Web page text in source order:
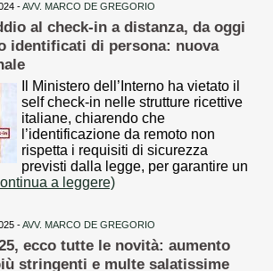
-AVV. MARCO DE GREGORIO
al check-in a distanza, da oggi
identificati di persona: nuova
Il Ministero dell’Interno ha vietato il
self check-in nelle strutture ricettive
italiane, chiarendo che
l’identificazione da remoto non
rispetta i requisiti di sicurezza
previsti dalla legge, per garantire un
a leggere)
-AVV. MARCO DE GREGORIO
ecco tutte le novità: aumento
stringenti e multe salatissime